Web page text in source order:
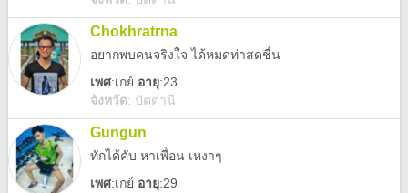
Chokhratrna
อยากพบคนจริงใจ ได้หมดท่าสดชื่น
เพศ:เกย์ อายุ:23
จังหวัด: ปัตตานี
Gungun
ทักได้คับ หาเพื่อน เหงาๆ
เพศ:เกย์ อายุ:29